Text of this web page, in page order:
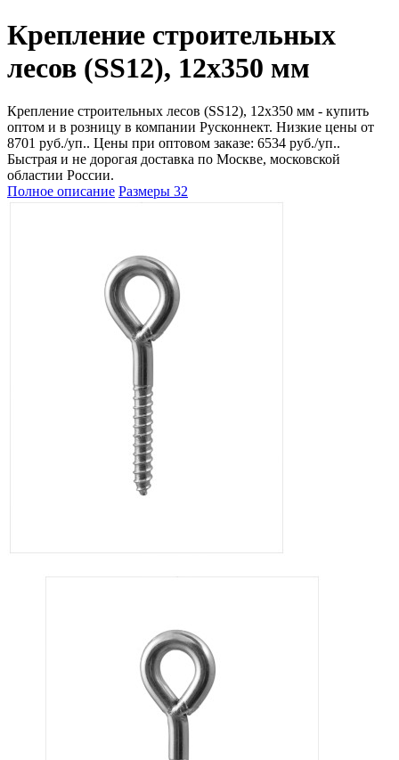
Крепление строительных
лесов (SS12), 12х350 мм
Крепление строительных лесов (SS12), 12х350 мм - купить
оптом и в розницу в компании Русконнект. Низкие цены от
8701 руб./уп.. Цены при оптовом заказе: 6534 руб./уп..
Быстрая и не дорогая доставка по Москве, московской
областии России.
Полное описание Размеры 32